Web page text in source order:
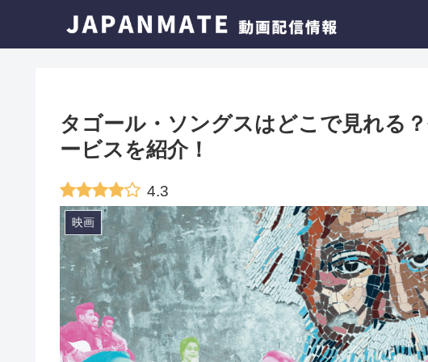
タゴール・ソングスはどこで見れる
ービスを紹介！
4.3
映画